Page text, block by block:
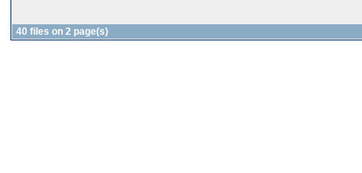
40 files on 2 page(s)